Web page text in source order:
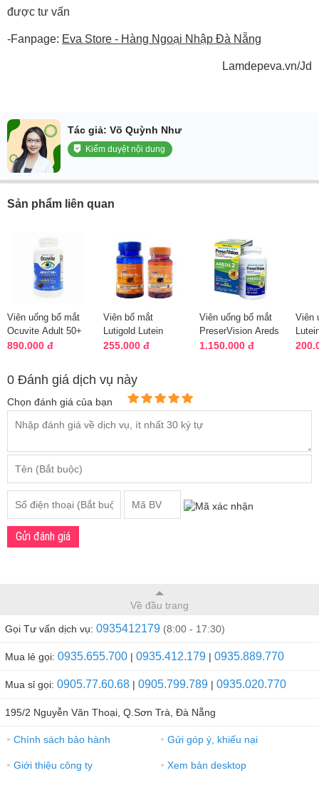
được tư vấn
-Fanpage: Eva Store - Hàng Ngoại Nhập Đà Nẵng
Lamdepeva.vn/Jd
Tác giả: Võ Quỳnh Như
Kiểm duyệt nội dung
Sản phẩm liên quan
Viên uống bổ mắt
Ocuvite Adult 50+
của Mỹ cho người
890.000 đ
Viên bổ mắt
Lutigold Lutein
20mg 60 viên
255.000 đ
Viên uống bổ mắt
PreserVision Areds
2 Formula của Mỹ
1.150.000 đ
Viên
0 Đánh giá dịch vụ này
Chọn đánh giá của bạn
Gửi đánh giá
Về đầu trang
Gọi Tư vấn dịch vụ: 0935412179 (8:00 - 17:30)
Mua lẻ gọi: 0935.655.700 | 0935.412.179 | 0935.889.770
Mua sỉ gọi: 0905.77.60.68 | 0905.799.789 | 0935.020.770
195/2 Nguyễn Văn Thoại, Q.Sơn Trà, Đà Nẵng
● Chính sách bảo hành ● Gửi góp ý, khiếu nại
● Giới thiệu công ty ● Xem bản desktop